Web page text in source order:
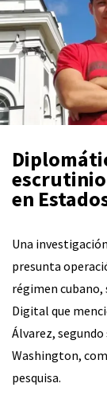
en
Una
presunta
régimen cubano,
Digital que
Álvarez, segundo
Washington,
pesquisa.